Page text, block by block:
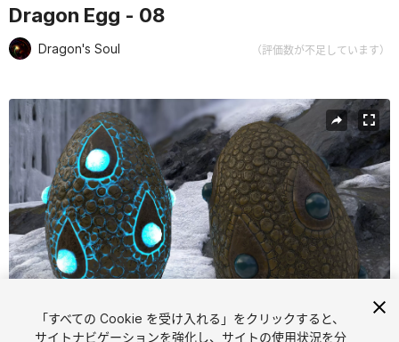
Dragon Egg - 08
Dragon's Soul （評価数が不足しています）
現在のスライド：1 / 8
1 /8
「すべての Cookie を受け入れる」をクリックすると、
サイトナビゲーションを強化し、サイトの使用状況を分